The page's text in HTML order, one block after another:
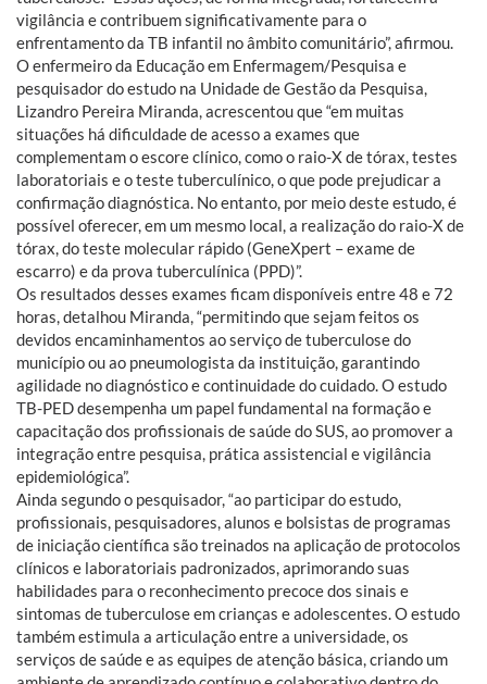
vigilância e contribuem significativamente para o
enfrentamento da TB infantil no âmbito comunitário”, afirmou.
O enfermeiro da Educação em Enfermagem/Pesquisa e
pesquisador do estudo na Unidade de Gestão da Pesquisa,
Lizandro Pereira Miranda, acrescentou que “em muitas
situações há dificuldade de acesso a exames que
complementam o escore clínico, como o raio-X de tórax, testes
laboratoriais e o teste tuberculínico, o que pode prejudicar a
confirmação diagnóstica. No entanto, por meio deste estudo, é
possível oferecer, em um mesmo local, a realização do raio-X de
tórax, do teste molecular rápido (GeneXpert – exame de
escarro) e da prova tuberculínica (PPD)”.
Os resultados desses exames ficam disponíveis entre 48 e 72
horas, detalhou Miranda, “permitindo que sejam feitos os
devidos encaminhamentos ao serviço de tuberculose do
município ou ao pneumologista da instituição, garantindo
agilidade no diagnóstico e continuidade do cuidado. O estudo
TB-PED desempenha um papel fundamental na formação e
capacitação dos profissionais de saúde do SUS, ao promover a
integração entre pesquisa, prática assistencial e vigilância
epidemiológica”.
Ainda segundo o pesquisador, “ao participar do estudo,
profissionais, pesquisadores, alunos e bolsistas de programas
de iniciação científica são treinados na aplicação de protocolos
clínicos e laboratoriais padronizados, aprimorando suas
habilidades para o reconhecimento precoce dos sinais e
sintomas de tuberculose em crianças e adolescentes. O estudo
também estimula a articulação entre a universidade, os
serviços de saúde e as equipes de atenção básica, criando um